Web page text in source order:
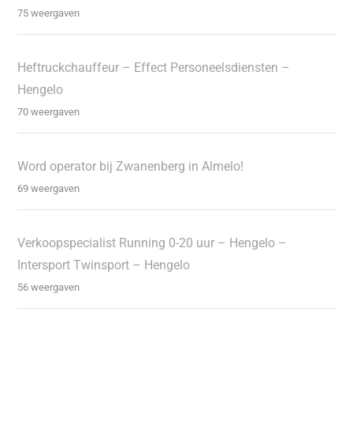
75 weergaven
Heftruckchauffeur – Effect Personeelsdiensten –
Hengelo
70 weergaven
Word operator bij Zwanenberg in Almelo!
69 weergaven
Verkoopspecialist Running 0-20 uur – Hengelo –
Intersport Twinsport – Hengelo
56 weergaven